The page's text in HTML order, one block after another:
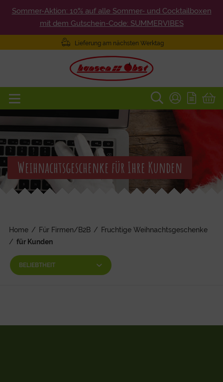
Sommer-Aktion: 10% auf alle Sommer- und Cocktailboxen
mit dem Gutschein-Code: SUMMERVIBES
Lieferung am nächsten Werktag
Weihnachtsgeschenke für Ihre Kunden
Home / Für Firmen/B2B / Fruchtige Weihnachtsgeschenke
/ für Kunden